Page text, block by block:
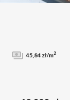
45,84 zł/m2